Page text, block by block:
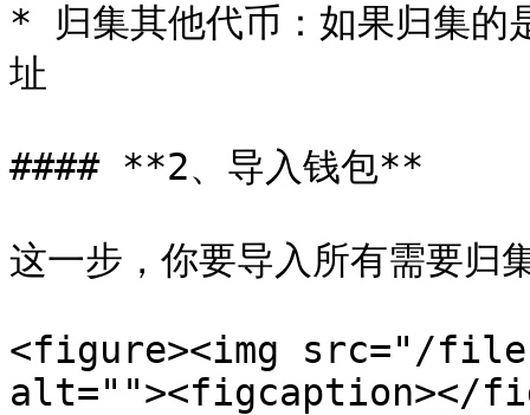
* 归集其他代币：如果归集的
址
#### **2、导入钱包**
这一步，你要导入所有需要归
<figure><img src="/files/
alt=""><figcaption></